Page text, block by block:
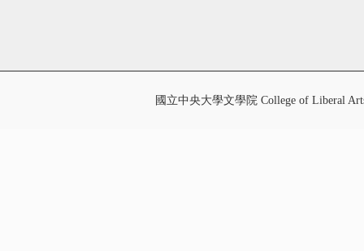
國立中央大學文學院 College of Liberal